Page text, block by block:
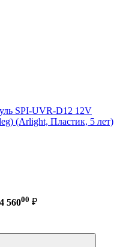
SPI-UVR-D12 12V
(Arlight, Пластик, 5 лет)
56000 ₽